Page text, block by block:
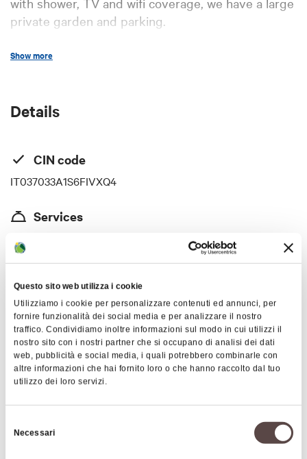
Questo sito web utilizza i cookie
Utilizziamo i cookie per personalizzare contenuti ed annunci, per
fornire funzionalità dei social media e per analizzare il nostro
traffico. Condividiamo inoltre informazioni sul modo in cui utilizzi il
nostro sito con i nostri partner che si occupano di analisi dei dati
web, pubblicità e social media, i quali potrebbero combinarle con
altre informazioni che hai fornito loro o che hanno raccolto dal tuo
utilizzo dei loro servizi.
delNecessari
private garden and parking.
villages and paths immersed in the woods and
Show more
Details
CIN code
IT037033A1S6FIVXQ4
Services
Located a few steps from the town center, it has a large
private garden and parking, rooms with bathroom, lift, full
Price
-
Cards accepted
Bancomat, Mastercard, Visa